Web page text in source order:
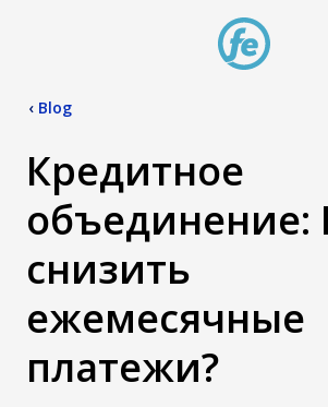
‹ Blog
Кредитное
объединение:
снизить
ежемесячные
платежи?